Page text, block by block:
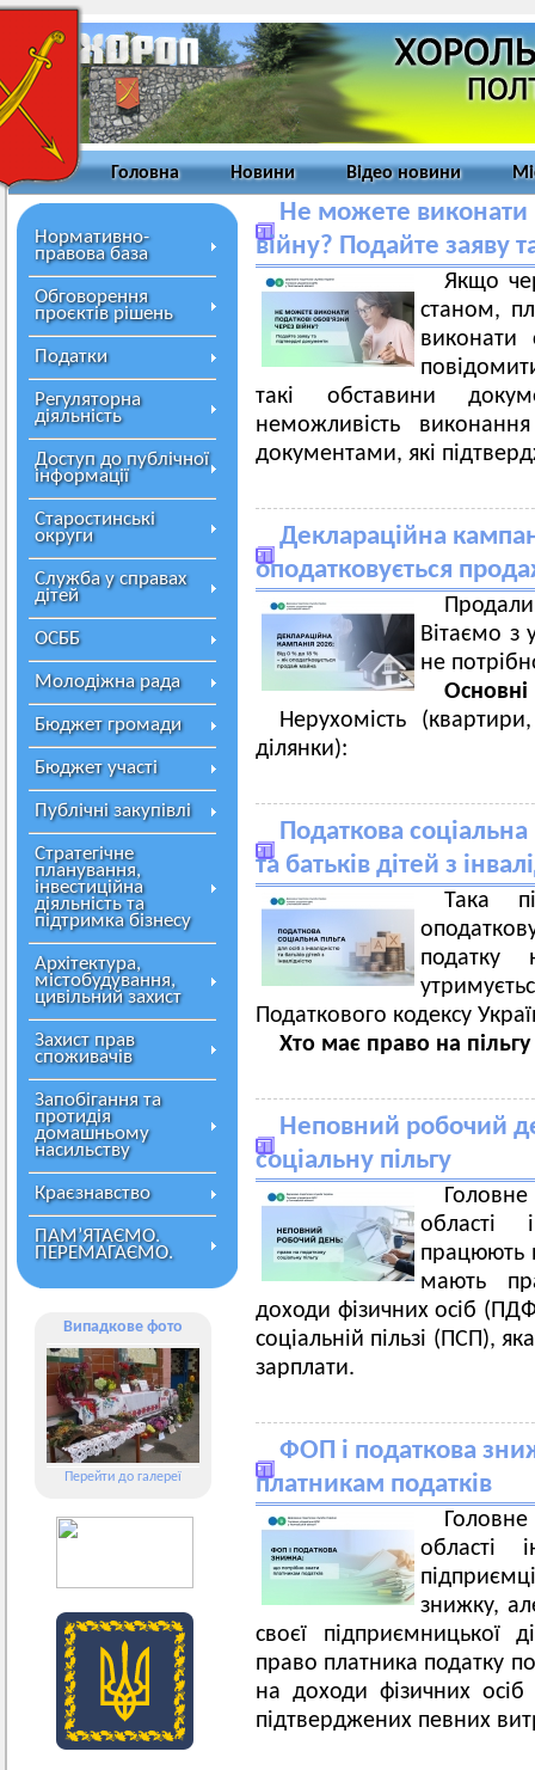
Головна Новини Відео новини
Нормативно-
правова база
Обговорення
проєктів рішень
Податки
Регуляторна
діяльність
Доступ до публічної
інформації
Старостинські
округи
Служба у справах
дітей
ОСББ
Молодіжна рада
Бюджет громади
Бюджет участі
Публічні закупівлі
Стратегічне
планування,
інвестиційна
діяльність та
підтримка бізнесу
Архітектура,
містобудування,
цивільний захист
Захист прав
споживачів
Запобігання та
протидія
домашньому
насильству
Краєзнавство
ПАМ’ЯТАЄМО.
ПЕРЕМАГАЄМО.
Випадкове фото
Перейти до галереї
Не можете виконати
війну? Подайте заяву
Якщо
станом,
виконати
такі обставини
неможливість
документами, які
Деклараційна
оподатковується
Вітаємо з
не
Нерухомість
ділянки):
Податкова соціальна
та батьків дітей з
Така
Податкового кодексу
Хто має право на пільгу
Неповний робочий
соціальну пільгу
області
працюють
мають
доходи фізичних осіб
соціальній пільзі (ПСП),
зарплати.
ФОП і податкова
платникам податків
області
знижку,
своєї підприємницької
право платника податку
на доходи фізичних
підтверджених певних